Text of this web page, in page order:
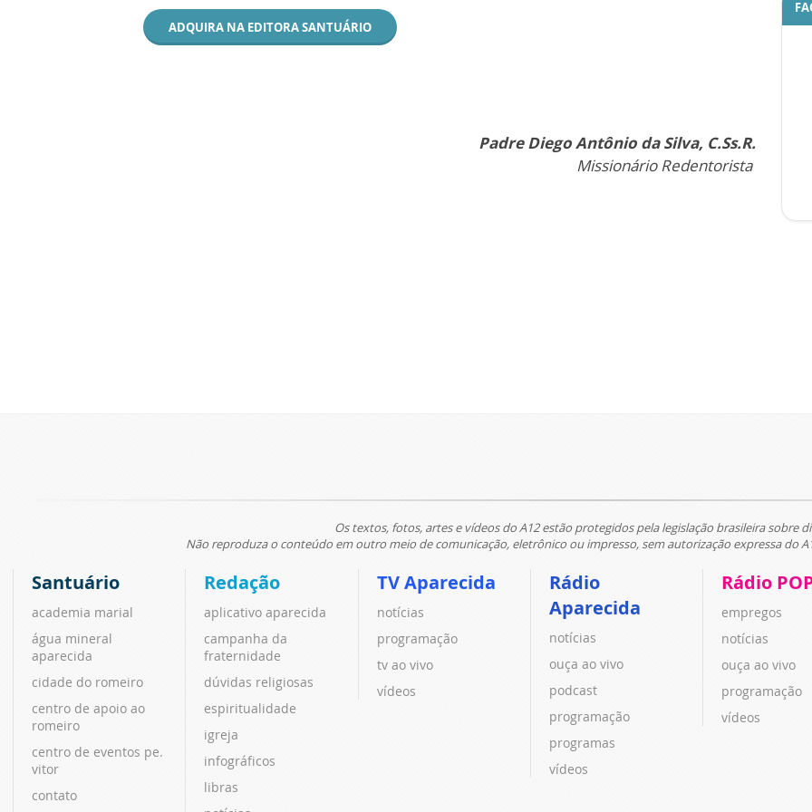
ADQUIRA NA EDITORA SANTUÁRIO
Padre Diego Antônio da Silva, C.Ss.R.
Missionário Redentorista
Os textos, fotos, artes e vídeos do A12 estão protegidos pela legislação brasileira sobre
Não reproduza o conteúdo em outro meio de comunicação, eletrônico ou impresso, sem autorização expressa do
Santuário
academia marial
água mineral
aparecida
cidade do romeiro
centro de apoio ao
romeiro
centro de eventos pe.
vitor
contato
Redação
aplicativo aparecida
campanha da
fraternidade
dúvidas religiosas
espiritualidade
igreja
infográficos
libras
TV Aparecida
notícias
programação
tv ao vivo
vídeos
Rádio
Aparecida
notícias
ouça ao vivo
podcast
programação
programas
vídeos
Rádio
empregos
notícias
ouça ao vivo
programação
vídeos